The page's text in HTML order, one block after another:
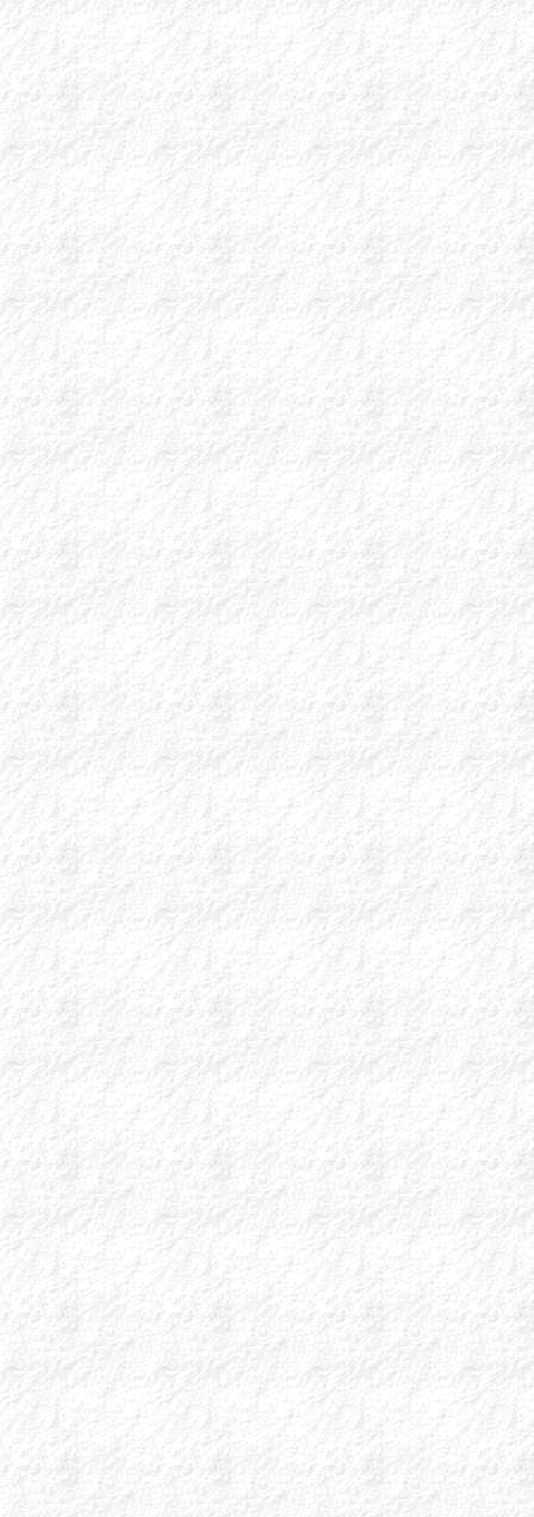
HELLAS
Με χαρά σας
στη
Hellas
κλάδο.
4 & 5 Απριλίου
Κλειστό
Περίπτερο 63
...
ΚΕΦΑΛΑΙΟ
Overdraft
• Κάλυψη έως
του πόσου όποτε
• Ελάχιστο ποσό
• Άμεση σύνδεση
• Ευελιξία στη
προσωπικού ή
ΕΝΗΜΕΡΩΣΗ
ΠΡΟΓΡΑΜΜΑ
Σύμφωνα με
Φαρμακευτικού
Παχυσαρκίας θα
Μετά την
FarmakoN, θα
...
ΣΗΜΑΝΤΙΚΗ
ΑΛΛΑΓΗ
Σας
Φαρμάκων
Συγκεκριμένα,
αποδίδονται
• ΓΕΣ
• ΓΕΑ
• ΓΕΝ